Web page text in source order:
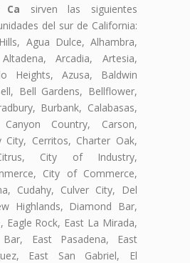
Ca sirven las siguientes
del sur de California:
Agua Dulce, Alhambra,
Arcadia, Artesia,
Heights, Azusa, Baldwin
Bell Gardens, Bellflower,
Burbank, Calabasas,
Country, Carson,
City, Cerritos, Charter Oak,
City of Industry,
City of Commerce,
Cudahy, Culver City, Del
Highlands, Diamond Bar,
Eagle Rock, East La Mirada,
East Pasadena, East
East San Gabriel, El